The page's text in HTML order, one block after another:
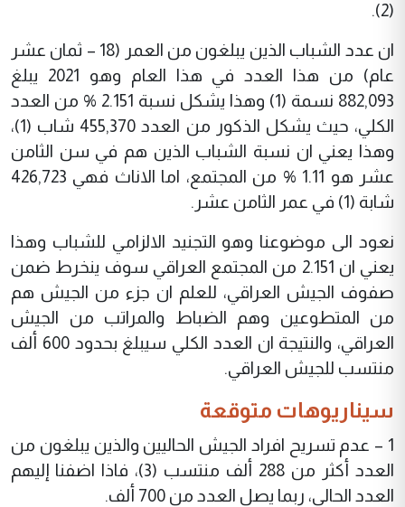
(2).
ان عدد الشباب الذين يبلغون من العمر (18 – ثمان عشر
عام) من هذا العدد في هذا العام وهو 2021 يبلغ
882,093 نسمة (1) وهذا يشكل نسبة 2.151 % من العدد
الكلي، حيث يشكل الذكور من العدد 455,370 شاب (1)،
وهذا يعني ان نسبة الشباب الذين هم في سن الثامن
عشر هو 1.11 % من المجتمع، اما الاناث فهي 426,723
شابة (1) في عمر الثامن عشر.
نعود الى موضوعنا وهو التجنيد الالزامي للشباب وهذا
يعني ان 2.151 من المجتمع العراقي سوف ينخرط ضمن
صفوف الجيش العراقي، للعلم ان جزء من الجيش هم
من المتطوعين وهم الضباط والمراتب من الجيش
العراقي، والنتيجة ان العدد الكلي سيبلغ بحدود 600 ألف
منتسب للجيش العراقي.
سيناريوهات متوقعة
1 – عدم تسريح افراد الجيش الحاليين والذين يبلغون من
العدد أكثر من 288 ألف منتسب (3)، فاذا اضفنا إليهم
العدد الحالي، ربما يصل العدد من 700 ألف.